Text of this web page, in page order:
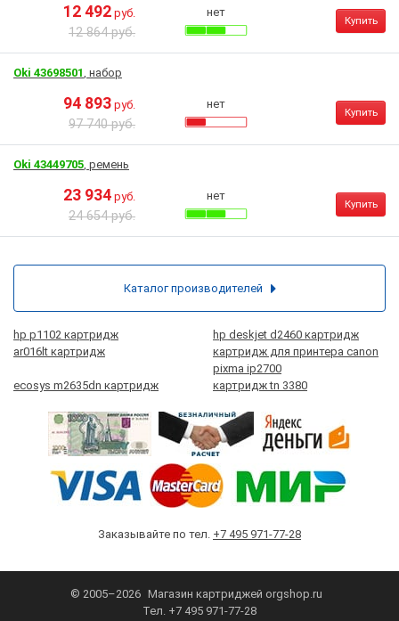
12 492 руб.
12 864 руб.
нет
Купить
Oki 43698501, набор
94 893 руб.
97 740 руб.
нет
Купить
Oki 43449705, ремень
23 934 руб.
24 654 руб.
нет
Купить
hp p1102 картридж
hp deskjet d2460 картридж
ar016lt картридж
картридж для принтера canon
pixma ip2700
ecosys m2635dn картридж
картридж tn 3380
Заказывайте по тел. +7 495 971-77-28
© 2005–2026 Магазин картриджей orgshop.ru
Тел. +7 495 971-77-28